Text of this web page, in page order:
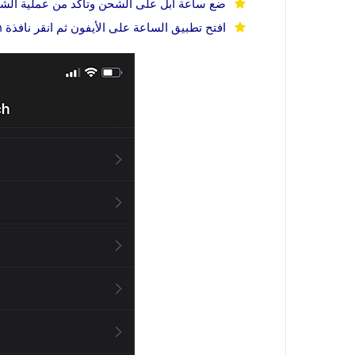
ضع ساعة أبل على الشحن وتأكد من عملية
افتح تطبيق الساعة على الأيفون ثم انقر نافذة Watch